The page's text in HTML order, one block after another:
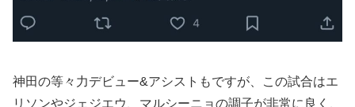
神田の等々力デビュー&アシストもですが、この試合はエ
リソンやジェジエウ、マルシーニョの調子が非常に良く、